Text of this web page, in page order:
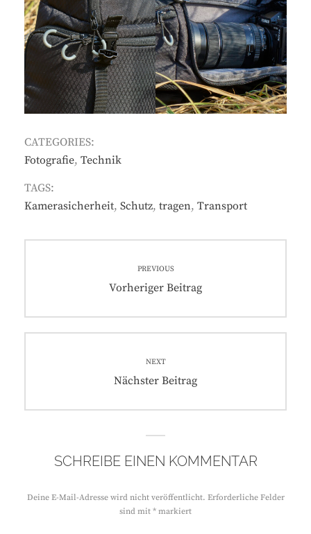
CATEGORIES:
Fotografie, Technik
TAGS:
Kamerasicherheit, Schutz, tragen, Transport
PREVIOUS
Previous
Vorheriger Beitrag
NEXT
Next
Nächster Beitrag
SCHREIBE EINEN KOMMENTAR
Deine E-Mail-Adresse wird nicht veröffentlicht. Erforderliche Felder
sind mit * markiert